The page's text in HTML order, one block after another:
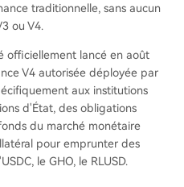
traditionnelle, sans aucun
ou V4.
officiellement lancé en août
V4 autorisée déployée par
aux institutions
d'État, des obligations
du marché monétaire
pour emprunter des
le GHO, le RLUSD.